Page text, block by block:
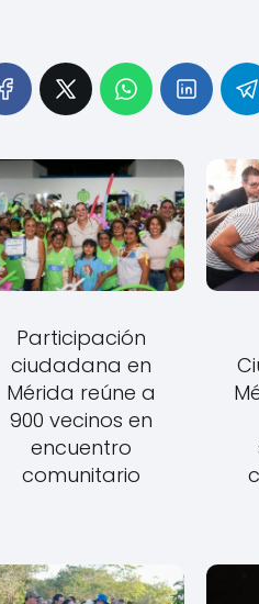
Participación
ciudadana en
Mérida reúne a
900 vecinos en
encuentro
comunitario